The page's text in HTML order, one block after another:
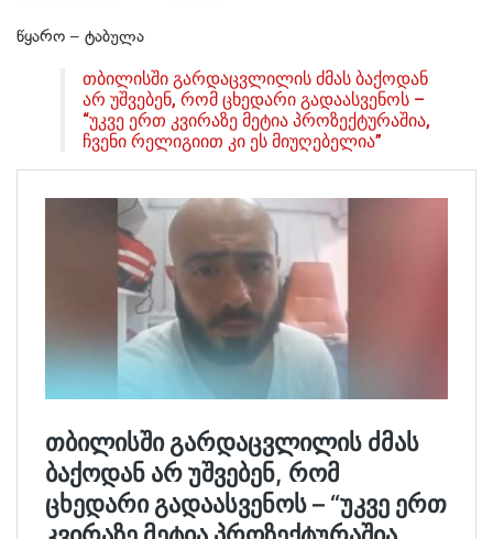
წყარო – ტაბულა
თბილისში გარდაცვლილის ძმას ბაქოდან
არ უშვებენ, რომ ცხედარი გადაასვენოს –
“უკვე ერთ კვირაზე მეტია პროზექტურაშია,
ჩვენი რელიგიით კი ეს მიუღებელია”